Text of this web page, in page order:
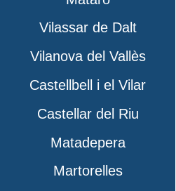
Vilassar de Dalt
Vilanova del Vallès
Castellbell i el Vilar
Castellar del Riu
Matadepera
Martorelles